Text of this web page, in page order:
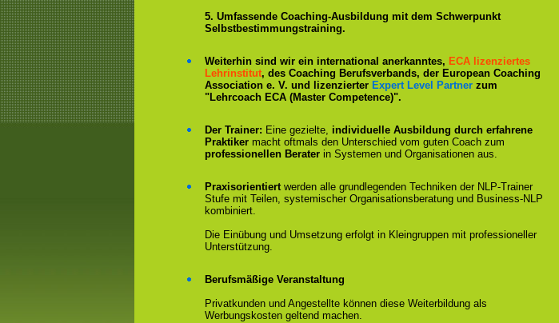
5. Umfassende Coaching-Ausbildung mit dem Schwerpunkt
Selbstbestimmungstraining.
Weiterhin sind wir ein international anerkanntes, ECA lizenziertes
Lehrinstitut, des Coaching Berufsverbands, der European Coaching
Association e. V. und lizenzierter Expert Level Partner zum
"Lehrcoach ECA (Master Competence)".
Der Trainer: Eine gezielte, individuelle Ausbildung durch erfahrene
Praktiker macht oftmals den Unterschied vom guten Coach zum
professionellen Berater in Systemen und Organisationen aus.
Praxisorientiertwerden alle grundlegenden Techniken der NLP-Trainer
Stufe mit Teilen, systemischer Organisationsberatung und Business-NLP
kombiniert.
Die Einübung und Umsetzung erfolgt in Kleingruppen mit professioneller
Unterstützung.
Berufsmäßige Veranstaltung
Privatkunden und Angestellte können diese Weiterbildung als
Werbungskosten geltend machen.